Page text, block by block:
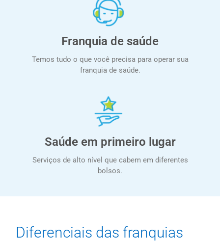
Franquia de saúde
Temos tudo o que você precisa para operar sua
franquia de saúde.
Saúde em primeiro lugar
Serviços de alto nível que cabem em diferentes
bolsos.
Diferenciais das franquias